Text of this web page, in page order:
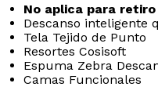
No aplica para
Descanso inteligente
Tela Tejido de Punto
Resortes Cosisoft
Espuma Zebra
Camas Funcionales